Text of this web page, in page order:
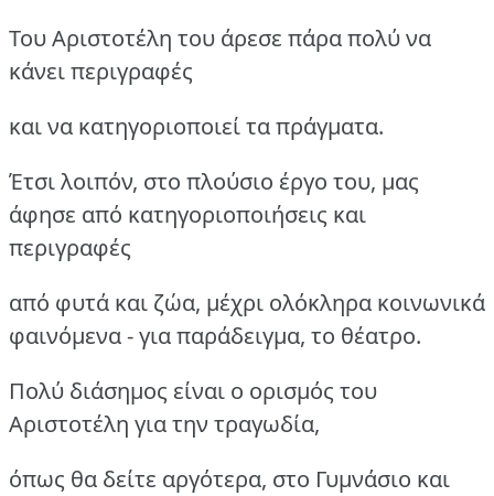
Του Αριστοτέλη του άρεσε πάρα πολύ να
κάνει περιγραφές
και να κατηγοριοποιεί τα πράγματα.
Έτσι λοιπόν, στο πλούσιο έργο του, μας
άφησε από κατηγοριοποιήσεις και
περιγραφές
από φυτά και ζώα, μέχρι ολόκληρα κοινωνικά
φαινόμενα - για παράδειγμα, το θέατρο.
Πολύ διάσημος είναι ο ορισμός του
Αριστοτέλη για την τραγωδία,
όπως θα δείτε αργότερα, στο Γυμνάσιο και